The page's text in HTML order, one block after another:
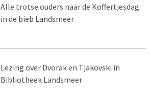
Alle trotse ouders naar de Koffertjesdag
in de bieb Landsmeer
Lezing over Dvorak en Tjakovski in
Bibliotheek Landsmeer